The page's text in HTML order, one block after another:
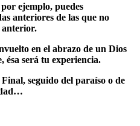
ejemplo, puedes
anteriores de las que no
anterior.
en el abrazo de un Dios
ésa será tu experiencia.
seguido del paraíso o de